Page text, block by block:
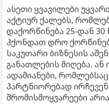
ასეთი ყვავილები
აქტიურ ქალებს,
დაქორწინება 25-დან
ჰქონდათ დრო
საკუთარი ბიზნესის
განათლების მიღება. ან
ადამიანები,
პარტნიორებად
შრომისმოყვარეები